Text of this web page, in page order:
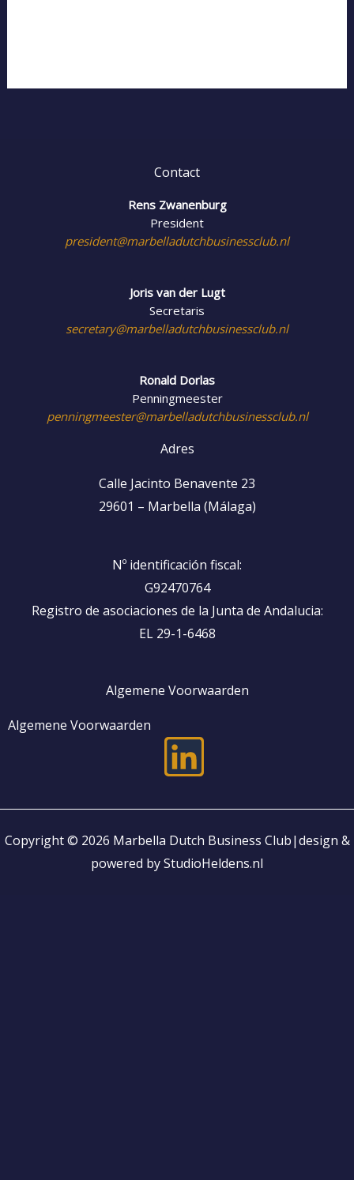
Contact
Rens Zwanenburg
President
president@marbelladutchbusinessclub.nl
Joris van der Lugt
Secretaris
secretary@marbelladutchbusinessclub.nl
Ronald Dorlas
Penningmeester
penningmeester@marbelladutchbusinessclub.nl
Adres
Calle Jacinto Benavente 23
29601 – Marbella (Málaga)
Nº identificación fiscal:
G92470764
Registro de asociaciones de la Junta de Andalucia:
EL 29-1-6468
Algemene Voorwaarden
Algemene Voorwaarden
L
i
n
k
Copyright © 2026 Marbella Dutch Business Club|design &
powered by StudioHeldens.nl